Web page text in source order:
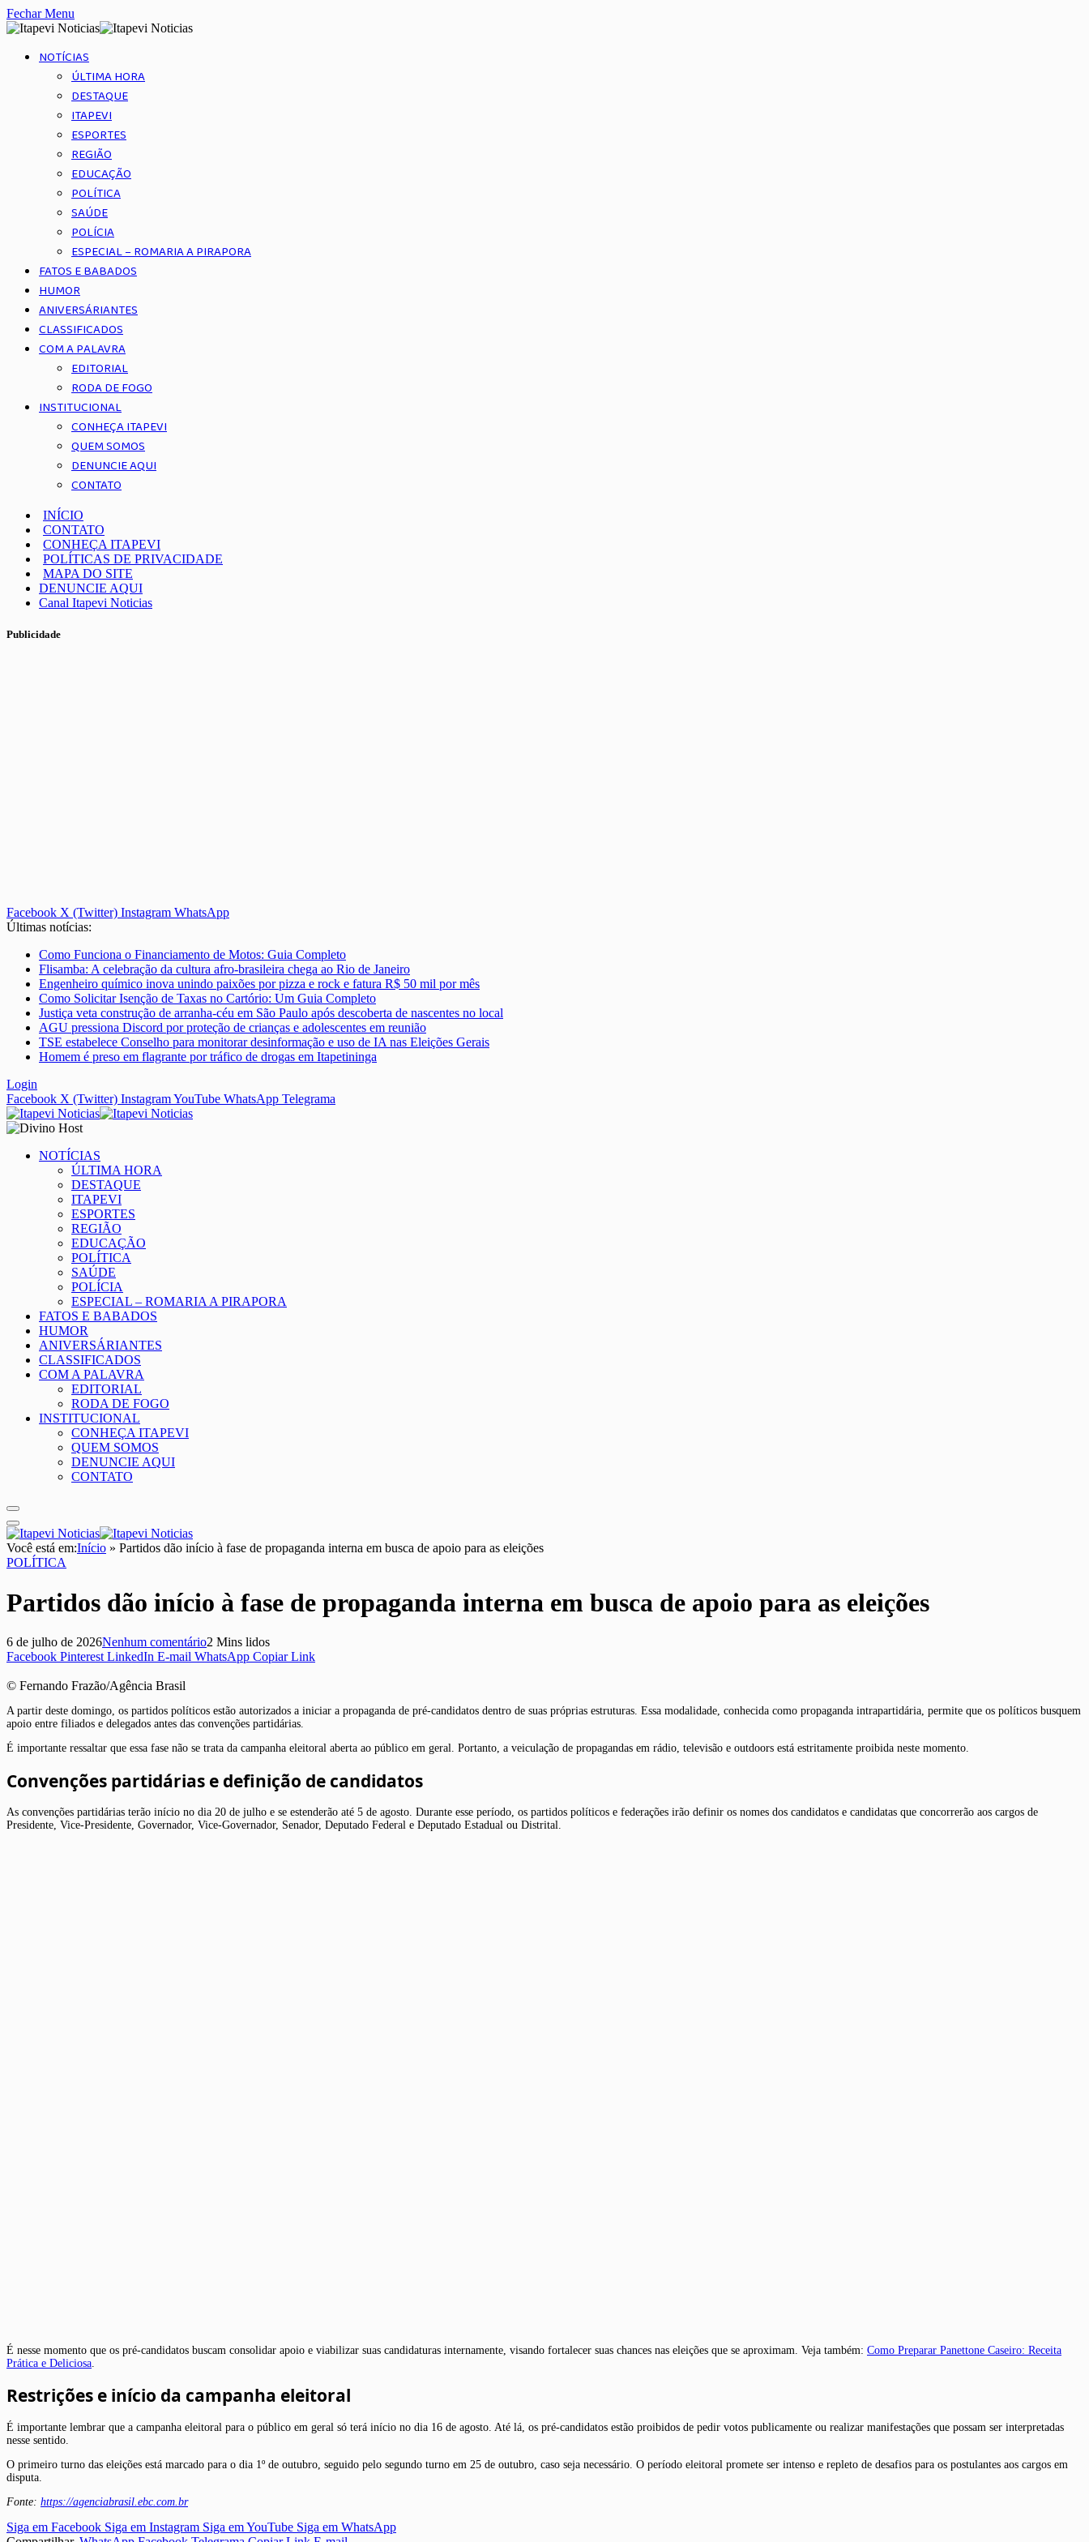
Fechar Menu
NOTÍCIAS
ÚLTIMA HORA
DESTAQUE
ITAPEVI
ESPORTES
REGIÃO
EDUCAÇÃO
POLÍTICA
SAÚDE
POLÍCIA
ESPECIAL – ROMARIA A PIRAPORA
FATOS E BABADOS
HUMOR
ANIVERSÁRIANTES
CLASSIFICADOS
COM A PALAVRA
EDITORIAL
RODA DE FOGO
INSTITUCIONAL
CONHEÇA ITAPEVI
QUEM SOMOS
DENUNCIE AQUI
CONTATO
INÍCIO
CONTATO
CONHEÇA ITAPEVI
POLÍTICAS DE PRIVACIDADE
MAPA DO SITE
DENUNCIE AQUI
Canal Itapevi Noticias
Publicidade
Facebook X (Twitter) Instagram WhatsApp
Últimas notícias:
Como Funciona o Financiamento de Motos: Guia Completo
Flisamba: A celebração da cultura afro-brasileira chega ao Rio de Janeiro
Engenheiro químico inova unindo paixões por pizza e rock e fatura R$ 50 mil por mês
Como Solicitar Isenção de Taxas no Cartório: Um Guia Completo
Justiça veta construção de arranha-céu em São Paulo após descoberta de nascentes no local
AGU pressiona Discord por proteção de crianças e adolescentes em reunião
TSE estabelece Conselho para monitorar desinformação e uso de IA nas Eleições Gerais
Homem é preso em flagrante por tráfico de drogas em Itapetininga
Login
Facebook X (Twitter) InstagramYouTube WhatsApp Telegrama
NOTÍCIAS
ÚLTIMA HORA
DESTAQUE
ITAPEVI
ESPORTES
REGIÃO
EDUCAÇÃO
POLÍTICA
SAÚDE
POLÍCIA
ESPECIAL – ROMARIA A PIRAPORA
FATOS E BABADOS
HUMOR
ANIVERSÁRIANTES
CLASSIFICADOS
COM A PALAVRA
EDITORIAL
RODA DE FOGO
INSTITUCIONAL
CONHEÇA ITAPEVI
QUEM SOMOS
DENUNCIE AQUI
CONTATO
Você está em:Início » Partidos dão início à fase de propaganda interna em busca de apoio para as eleições
POLÍTICA
Partidos dão início à fase de propaganda interna em busca de apoio para as eleições
6 de julho de 2026Nenhum comentário2 Mins lidos
Facebook Pinterest LinkedIn E-mail WhatsApp Copiar Link
© Fernando Frazão/Agência Brasil
A partir deste domingo, os partidos políticos estão autorizados a iniciar a propaganda de pré-candidatos dentro de suas próprias estruturas. Essa modalidade, conhecida como propaganda intrapartidária, permite que os políticos busquem
apoio entre filiados e delegados antes das convenções partidárias.
É importante ressaltar que essa fase não se trata da campanha eleitoral aberta ao público em geral. Portanto, a veiculação de propagandas em rádio, televisão e outdoors está estritamente proibida neste momento.
Convenções partidárias e definição de candidatos
As convenções partidárias terão início no dia 20 de julho e se estenderão até 5 de agosto. Durante esse período, os partidos políticos e federações irão definir os nomes dos candidatos e candidatas que concorrerão aos cargos de
Presidente, Vice-Presidente, Governador, Vice-Governador, Senador, Deputado Federal e Deputado Estadual ou Distrital.
É nesse momento que os pré-candidatos buscam consolidar apoio e viabilizar suas candidaturas internamente, visando fortalecer suas chances nas eleições que se aproximam. Veja também: Como Preparar Panettone Caseiro: Receita
Prática e Deliciosa.
Restrições e início da campanha eleitoral
É importante lembrar que a campanha eleitoral para o público em geral só terá início no dia 16 de agosto. Até lá, os pré-candidatos estão proibidos de pedir votos publicamente ou realizar manifestações que possam ser interpretadas
nesse sentido.
O primeiro turno das eleições está marcado para o dia 1º de outubro, seguido pelo segundo turno em 25 de outubro, caso seja necessário. O período eleitoral promete ser intenso e repleto de desafios para os postulantes aos cargos em
disputa.
Fonte: https://agenciabrasil.ebc.com.br
Siga em Facebook Siga em Instagram Siga em YouTube Siga em WhatsApp